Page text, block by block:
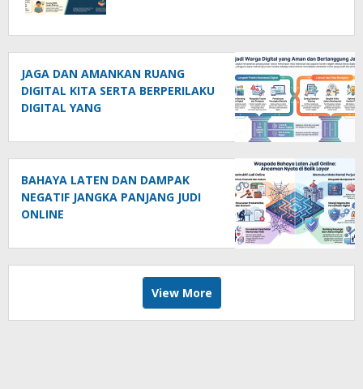
JAGA DAN AMANKAN RUANG
DIGITAL KITA SERTA BERPERILAKU
DIGITAL YANG
BAHAYA LATEN DAN DAMPAK
NEGATIF JANGKA PANJANG JUDI
ONLINE
View More